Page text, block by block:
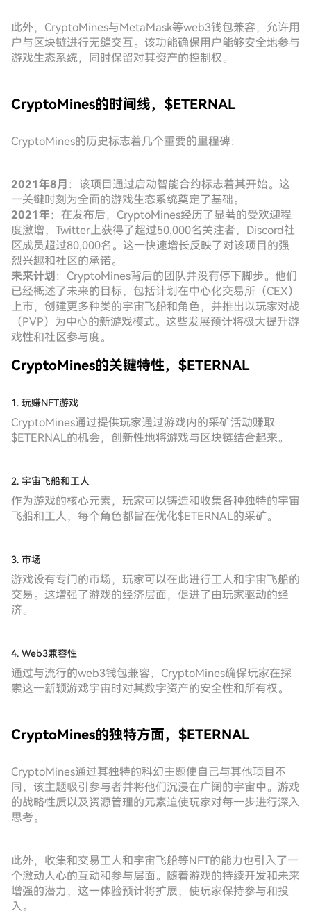
此外，CryptoMines与MetaMask等web3钱包兼容，允许用
户与区块链进行无缝交互。该功能确保用户能够安全地参与
游戏生态系统，同时保留对其资产的控制权。
CryptoMines的时间线，$ETERNAL
CryptoMines的历史标志着几个重要的里程碑：
2021年8月 ：该项目通过启动智能合约标志着其开始。这
一关键时刻为全面的游戏生态系统奠定了基础。
2021年：在发布后，CryptoMines经历了显著的受欢迎程
度激增，Twitter上获得了超过50,000名关注者，Discord社
区成员超过80,000名。这一快速增长反映了对该项目的强
烈兴趣和社区的承诺。
未来计划 ：CryptoMines背后的团队并没有停下脚步。他们
已经概述了未来的目标，包括计划在中心化交易所（CEX）
上市，创建更多种类的宇宙飞船和角色，并推出以玩家对战
（PVP）为中心的新游戏模式。这些发展预计将极大提升游
戏性和社区参与度。
CryptoMines的关键特性，$ETERNAL
1. 玩赚NFT游戏
CryptoMines通过提供玩家通过游戏内的采矿活动赚取
$ETERNAL的机会，创新性地将游戏与区块链结合起来。
2. 宇宙飞船和工人
作为游戏的核心元素，玩家可以铸造和收集各种独特的宇宙
飞船和工人，每个角色都旨在优化$ETERNAL的采矿。
3. 市场
游戏设有专门的市场，玩家可以在此进行工人和宇宙飞船的
交易。这增强了游戏的经济层面，促进了由玩家驱动的经
济。
4. Web3兼容性
通过与流行的web3钱包兼容，CryptoMines确保玩家在探
索这一新颖游戏宇宙时对其数字资产的安全性和所有权。
CryptoMines的独特方面，$ETERNAL
CryptoMines通过其独特的科幻主题使自己与其他项目不
同，该主题吸引参与者并将他们沉浸在广阔的宇宙中。游戏
的战略性质以及资源管理的元素迫使玩家对每一步进行深入
思考。
此外，收集和交易工人和宇宙飞船等NFT的能力也引入了一
个激动人心的互动和参与层面。随着游戏的持续开发和未来
增强的潜力，这一体验预计将扩展，使玩家保持参与和投
入。